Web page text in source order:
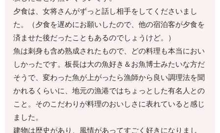
夕食は、女将さんがずっと話し相手をしてくださいまし
た。（夕食を遅めにお願いしたので、他の宿泊客が夕食を
済ませた後だったこともあるのでしょうけど。）
魚は刺身も含め熟成されたもので、どの料理も本当におい
しかったです。板長は大の魚好き＆お魚博士みたいな方だ
そうで、変わった魚が上がったら漁師から良い調理法を聞
かれるくらいに、地元の漁港ではちょっとした有名人との
こと。そのこだわりが料理のおいしさに表れていると感じ
ました。
建物は歴史があり、風情があってすごく好きになりまし